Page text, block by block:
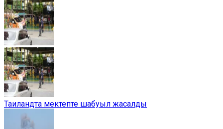
Таиландта мектепте шабуыл жасалды